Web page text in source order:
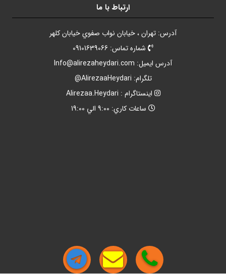
ارتباط با ما
آدرس: تهران ، خيابان نواب صفوي خيابان کلهر
شماره تماس: 09101639066
آدرس ايميل: Info@alirezaheydari.com
تلگرام: AlirezaaHeydari@
اينستاگرام : Alirezaa.Heydari
ساعات کاري: 9:00 الي 19:00